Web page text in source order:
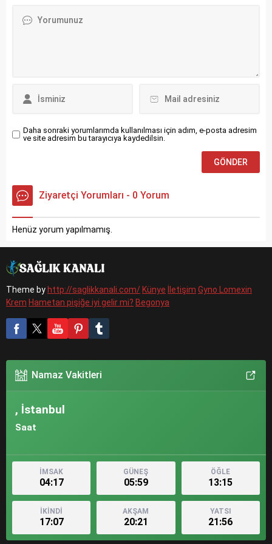
onlara eğlenceli ve öğretici
Daha sonraki yorumlarımda kullanılması için adım, e-posta adresim
ve site adresim bu tarayıcıya kaydedilsin.
Ziyaretçi Yorumları - 0 Yorum
Henüz yorum yapılmamış.
Theme by http://saglikkanali.com/ Künye İletişim Gyno Lomexin
Krem Hametan pişiğe iyi gelir mi? Begonya
Namaz Vakitleri
, İstanbul
Saat
İMSAK
04:17
GÜNEŞ
05:59
ÖĞLE
13:15
İKİNDİ
17:07
AKŞAM
20:21
YATSI
21:56